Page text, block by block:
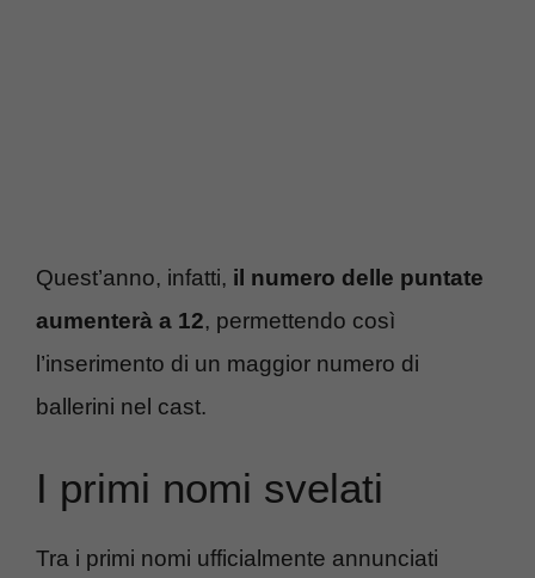
Quest’anno, infatti, il numero delle puntate
aumenterà a 12, permettendo così
l’inserimento di un maggior numero di
ballerini nel cast.
I primi nomi svelati
Tra i primi nomi ufficialmente annunciati